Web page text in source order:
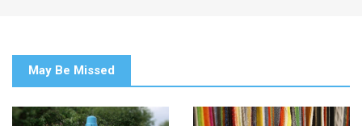
May Be Missed